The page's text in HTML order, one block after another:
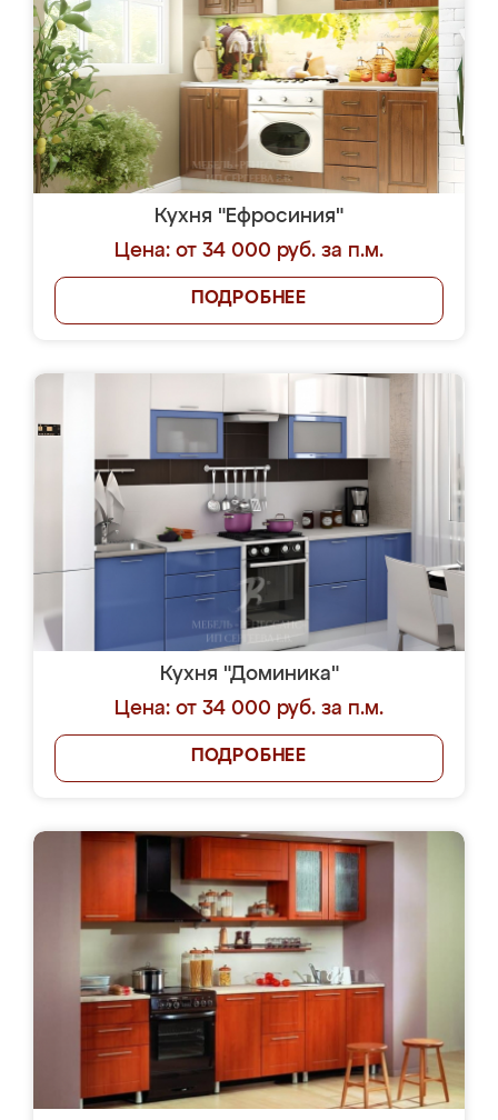
Кухня "Ефросиния"
Цена: от 34 000 руб. за п.м.
ПОДРОБНЕЕ
Кухня "Доминика"
Цена: от 34 000 руб. за п.м.
ПОДРОБНЕЕ